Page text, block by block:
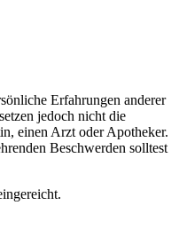
Erfahrungen anderer
jedoch nicht die
einen Arzt oder Apotheker.
Beschwerden solltest